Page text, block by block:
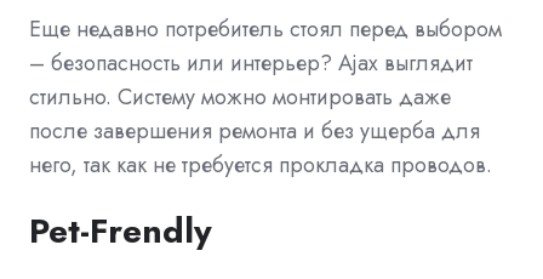
Еще недавно потребитель стоял перед выбором
– безопасность или интерьер? Ajax выглядит
стильно. Систему можно монтировать даже
после завершения ремонта и без ущерба для
него, так как не требуется прокладка проводов.
Pet-Frendly